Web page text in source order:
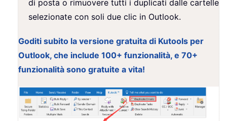
di posta o rimuovere tutti i duplicati dalle cartelle
selezionate con soli due clic in Outlook.
Goditi subito la versione gratuita di Kutools per
Outlook, che include 100+ funzionalità, e 70+
funzionalità sono gratuite a vita!